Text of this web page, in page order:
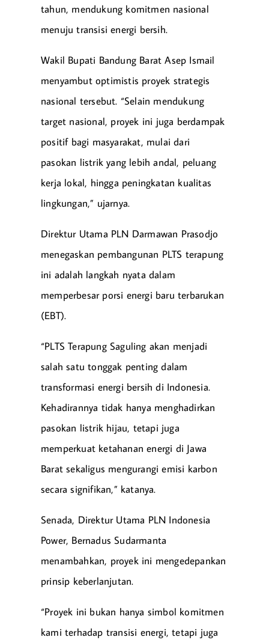
tahun, mendukung komitmen nasional
menuju transisi energi bersih.
Wakil Bupati Bandung Barat Asep Ismail
menyambut optimistis proyek strategis
nasional tersebut. “Selain mendukung
target nasional, proyek ini juga berdampak
positif bagi masyarakat, mulai dari
pasokan listrik yang lebih andal, peluang
kerja lokal, hingga peningkatan kualitas
lingkungan,” ujarnya.
Direktur Utama PLN Darmawan Prasodjo
menegaskan pembangunan PLTS terapung
ini adalah langkah nyata dalam
memperbesar porsi energi baru terbarukan
(EBT).
“PLTS Terapung Saguling akan menjadi
salah satu tonggak penting dalam
transformasi energi bersih di Indonesia.
Kehadirannya tidak hanya menghadirkan
pasokan listrik hijau, tetapi juga
memperkuat ketahanan energi di Jawa
Barat sekaligus mengurangi emisi karbon
secara signifikan,” katanya.
Senada, Direktur Utama PLN Indonesia
Power, Bernadus Sudarmanta
menambahkan, proyek ini mengedepankan
prinsip keberlanjutan.
“Proyek ini bukan hanya simbol komitmen
kami terhadap transisi energi, tetapi juga